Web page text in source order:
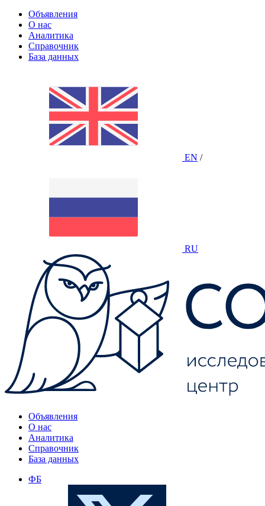
Объявления
О нас
Аналитика
Справочник
База данных
EN /
RU
Объявления
О нас
Аналитика
Справочник
База данных
ФБ